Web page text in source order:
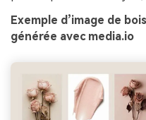
Exemple d’image de
générée avec media.io